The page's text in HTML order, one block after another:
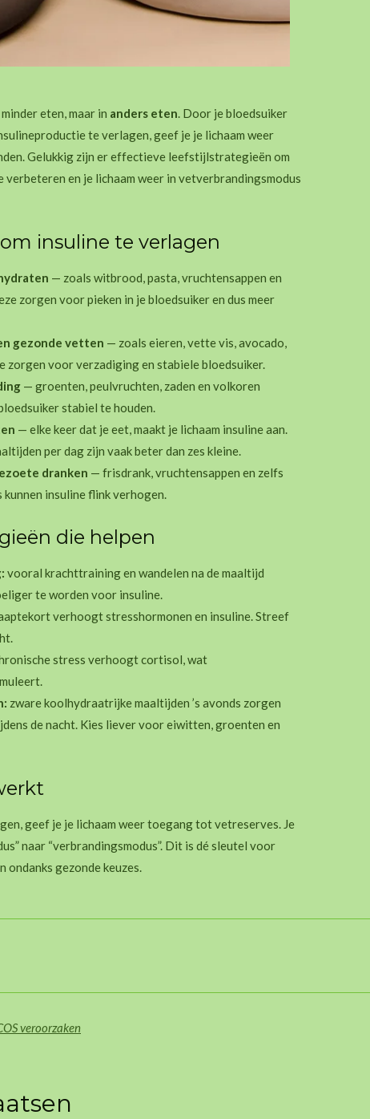
eten, maar in anders eten. Door je bloedsuiker
te verlagen, geef je je lichaam weer
Gelukkig zijn er effectieve leefstijlstrategieën om
verbeteren en je lichaam weer in vetverbrandingsmodus
insuline te verlagen
— zoals witbrood, pasta, vruchtensappen en
zorgen voor pieken in je bloedsuiker en dus meer
gezonde vetten — zoals eieren, vette vis, avocado,
zorgen voor verzadiging en stabiele bloedsuiker.
— groenten, peulvruchten, zaden en volkoren
stabiel te houden.
— elke keer dat je eet, maakt je lichaam insuline aan.
per dag zijn vaak beter dan zes kleine.
dranken — frisdrank, vruchtensappen en zelfs
kunnen insuline flink verhogen.
die helpen
vooral krachttraining en wandelen na de maaltijd
te worden voor insuline.
verhoogt stresshormonen en insuline. Streef
stress verhoogt cortisol, wat
zware koolhydraatrijke maaltijden ’s avonds zorgen
de nacht. Kies liever voor eiwitten, groenten en
geef je je lichaam weer toegang tot vetreserves. Je
naar “verbrandingsmodus”. Dit is dé sleutel voor
gezonde keuzes.
veroorzaken